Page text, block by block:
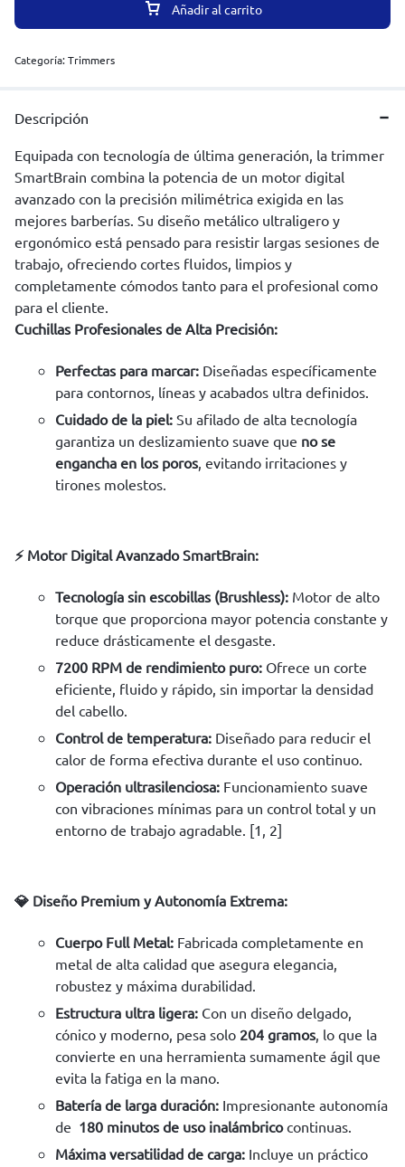
Añadir al carrito
Categoría:Trimmers
Descripción
Equipada con tecnología de última generación, la trimmer
SmartBrain combina la potencia de un motor digital
avanzado con la precisión milimétrica exigida en las
mejores barberías. Su diseño metálico ultraligero y
ergonómico está pensado para resistir largas sesiones de
trabajo, ofreciendo cortes fluidos, limpios y
completamente cómodos tanto para el profesional como
para el cliente.
Cuchillas Profesionales de Alta Precisión:
Perfectas para marcar:Diseñadas específicamente
para contornos, líneas y acabados ultra definidos.
Cuidado de la piel:Su afilado de alta tecnología
garantiza un deslizamiento suave que no se
engancha en los poros, evitando irritaciones y
tirones molestos.
⚡ Motor Digital Avanzado SmartBrain:
Tecnología sin escobillas (Brushless):Motor de alto
torque que proporciona mayor potencia constante y
reduce drásticamente el desgaste.
7200 RPM de rendimiento puro:Ofrece un corte
eficiente, fluido y rápido, sin importar la densidad
del cabello.
Control de temperatura:Diseñado para reducir el
calor de forma efectiva durante el uso continuo.
Operación ultrasilenciosa:Funcionamiento suave
con vibraciones mínimas para un control total y un
entorno de trabajo agradable. [1 , 2]
💎 Diseño Premium y Autonomía Extrema:
Cuerpo Full Metal:Fabricada completamente en
metal de alta calidad que asegura elegancia,
robustez y máxima durabilidad.
Estructura ultra ligera:Con un diseño delgado,
cónico y moderno, pesa solo 204 gramos, lo que la
convierte en una herramienta sumamente ágil que
evita la fatiga en la mano.
Batería de larga duración:Impresionante autonomía
de 180 minutos de uso inalámbricocontinuas.
Máxima versatilidad de carga:Incluye un práctico